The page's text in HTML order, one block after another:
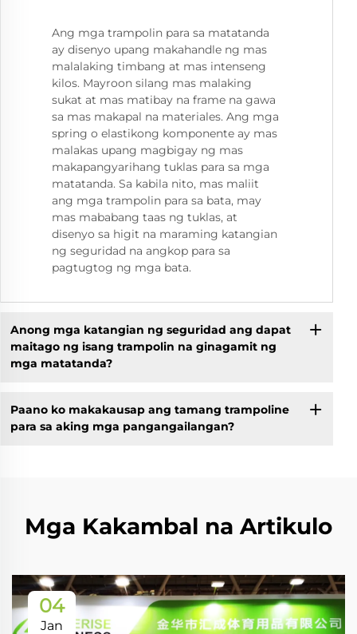
Ang mga trampolin para sa matatanda
ay disenyo upang makahandle ng mas
malalaking timbang at mas intenseng
kilos. Mayroon silang mas malaking
sukat at mas matibay na frame na gawa
sa mas makapal na materiales. Ang mga
spring o elastikong komponente ay mas
malakas upang magbigay ng mas
makapangyarihang tuklas para sa mga
matatanda. Sa kabila nito, mas maliit
ang mga trampolin para sa bata, may
mas mababang taas ng tuklas, at
disenyo sa higit na maraming katangian
ng seguridad na angkop para sa
pagtugtog ng mga bata.
Anong mga katangian ng seguridad ang dapat
maitago ng isang trampolin na ginagamit ng
mga matatanda?
Paano ko makakausap ang tamang trampoline
para sa aking mga pangangailangan?
Mga Kakambal na Artikulo
04
Jan